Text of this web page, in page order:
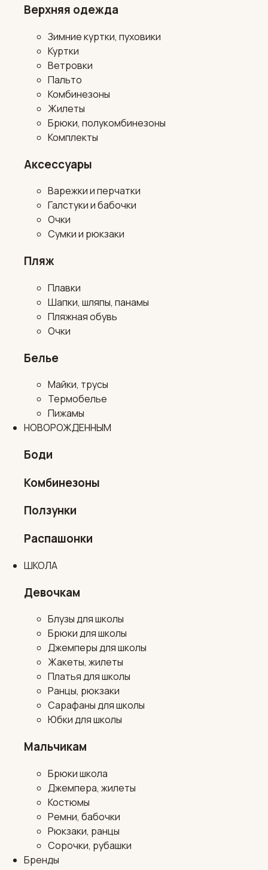
Верхняя одежда
Зимние куртки, пуховики
Куртки
Ветровки
Пальто
Комбинезоны
Жилеты
Брюки, полукомбинезоны
Комплекты
Аксессуары
Варежки и перчатки
Галстуки и бабочки
Очки
Сумки и рюкзаки
Пляж
Плавки
Шапки, шляпы, панамы
Пляжная обувь
Очки
Белье
Майки, трусы
Термобелье
Пижамы
НОВОРОЖДЕННЫМ
Боди
Комбинезоны
Ползунки
Распашонки
ШКОЛА
Девочкам
Блузы для школы
Брюки для школы
Джемперы для школы
Жакеты, жилеты
Платья для школы
Ранцы, рюкзаки
Сарафаны для школы
Юбки для школы
Мальчикам
Брюки школа
Джемпера, жилеты
Костюмы
Ремни, бабочки
Рюкзаки, ранцы
Сорочки, рубашки
Бренды